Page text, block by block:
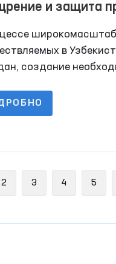
и защита
борьбы с
в
создание
первостепенной
в
2 3 4 5